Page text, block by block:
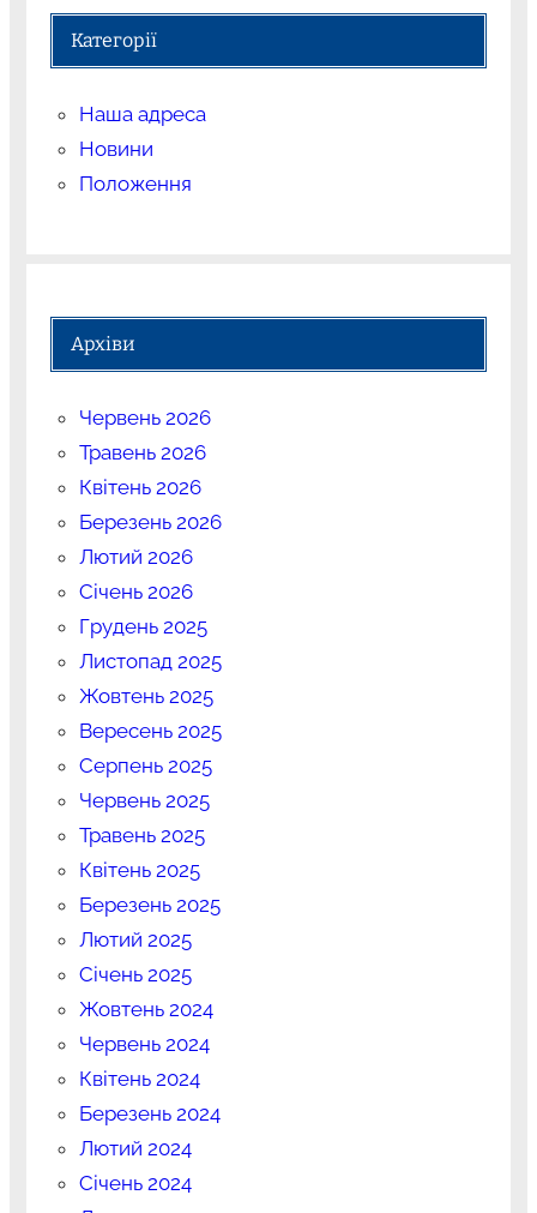
Категорії
Наша адреса
Новини
Положення
Архіви
Червень 2026
Травень 2026
Квітень 2026
Березень 2026
Лютий 2026
Січень 2026
Грудень 2025
Листопад 2025
Жовтень 2025
Вересень 2025
Серпень 2025
Червень 2025
Травень 2025
Квітень 2025
Березень 2025
Лютий 2025
Січень 2025
Жовтень 2024
Червень 2024
Квітень 2024
Березень 2024
Лютий 2024
Січень 2024